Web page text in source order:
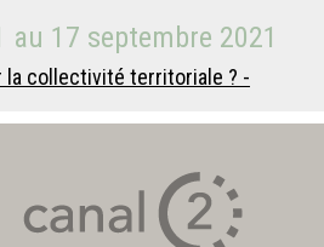
au 17 septembre 2021
la collectivité territoriale ? -